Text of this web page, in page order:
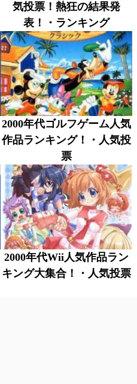
気投票！熱狂の結果発
表！・ランキング
2000年代ゴルフゲーム人気
作品ランキング！・人気投
票
2000年代Wii人気作品ラン
キング大集合！・人気投票